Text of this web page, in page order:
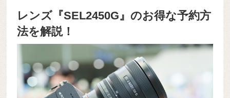
レンズ『SEL2450G』のお得な予約方
法を解説！